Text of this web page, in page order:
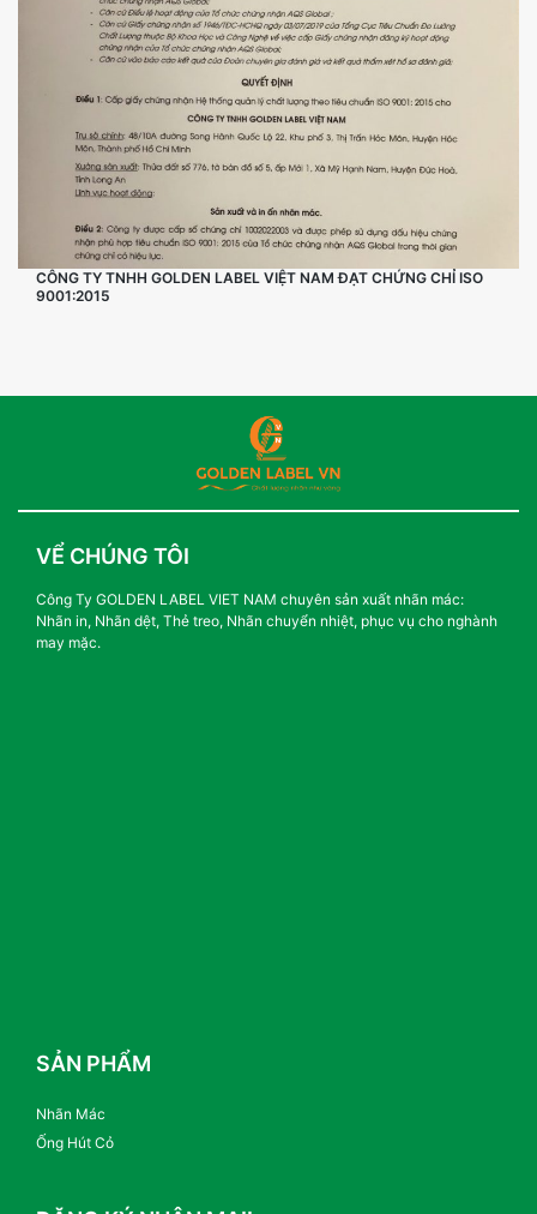
CÔNG TY TNHH GOLDEN LABEL VIỆT NAM ĐẠT CHỨNG CHỈ ISO
9001:2015
VỂ CHÚNG TÔI
Công Ty GOLDEN LABEL VIET NAM chuyên sản xuất nhãn mác:
Nhãn in, Nhãn dệt, Thẻ treo, Nhãn chuyển nhiệt, phục vụ cho nghành
may mặc.
SẢN PHẨM
Nhãn Mác
Ống Hút Cỏ